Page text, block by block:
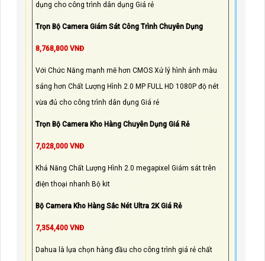
dụng cho công trình dân dụng Giá rẻ
Trọn Bộ Camera Giám Sát Công Trình Chuyên Dụng
8,768,800 VNĐ
Với Chức Năng mạnh mẽ hơn CMOS Xử lý hình ảnh màu
sáng hơn Chất Lượng Hình 2.0 MP FULL HD 1080P độ nét
vừa đủ cho công trình dân dụng Giá rẻ
Trọn Bộ Camera Kho Hàng Chuyên Dụng Giá Rẻ
7,028,000 VNĐ
Khả Năng Chất Lượng Hình 2.0 megapixel Giám sát trên
điện thoại nhanh Bộ kit
Bộ Camera Kho Hàng Sắc Nét Ultra 2K Giá Rẻ
7,354,400 VNĐ
Dahua là lựa chọn hàng đầu cho công trình giá rẻ chất